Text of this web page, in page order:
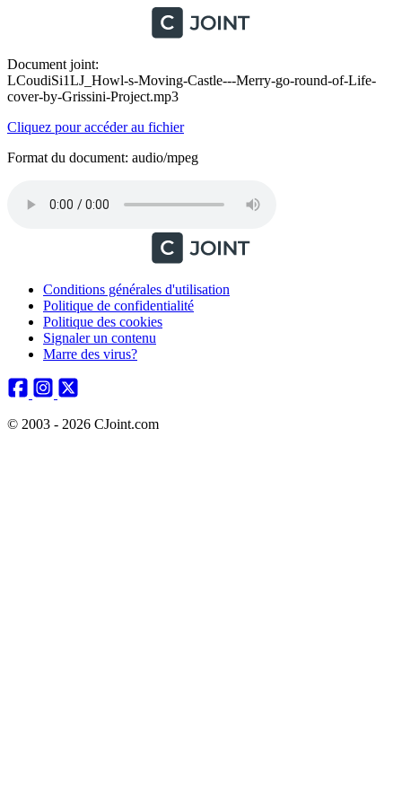
Document joint:
LCoudiSi1LJ_Howl-s-Moving-Castle---Merry-go-round-of-Life-
cover-by-Grissini-Project.mp3
Cliquez pour accéder au fichier
Format du document: audio/mpeg
Conditions générales d'utilisation
Politique de confidentialité
Politique des cookies
Signaler un contenu
Marre des virus?
© 2003 - 2026 CJoint.com